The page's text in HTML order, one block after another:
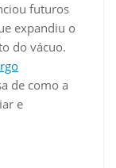
futuros
expandiu o
do vácuo.
de como a
e